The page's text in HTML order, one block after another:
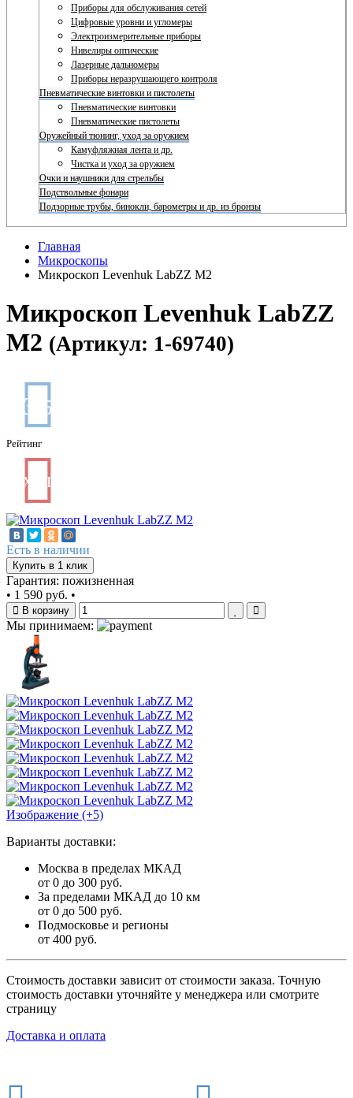
Приборы для обслуживания сетей
Цифровые уровни и угломеры
Электроизмерительные приборы
Нивелиры оптические
Лазерные дальномеры
Приборы неразрушающего контроля
Пневматические винтовки и пистолеты
Пневматические винтовки
Пневматические пистолеты
Оружейный тюнинг, уход за оружием
Камуфляжная лента и др.
Чистка и уход за оружием
Очки и наушники для стрельбы
Подствольные фонари
Подзорные трубы, бинокли, барометры и др. из бронзы
Главная
Микроскопы
Микроскоп Levenhuk LabZZ M2
Микроскоп Levenhuk LabZZ
M2 (Артикул: 1-69740)
3 /5
Рейтинг
ХИТ
Есть в наличии
Купить в 1 клик
Гарантия: пожизненная
• 1 590 руб. •
В корзину
Мы принимаем:
Изображение (+5)
Варианты доставки:
Москва в пределах МКАД
от 0 до 300 руб.
За пределами МКАД до 10 км
от 0 до 500 руб.
Подмосковье и регионы
от 400 руб.
Стоимость доставки зависит от стоимости заказа. Точную
стоимость доставки уточняйте у менеджера или смотрите
страницу
Доставка и оплата